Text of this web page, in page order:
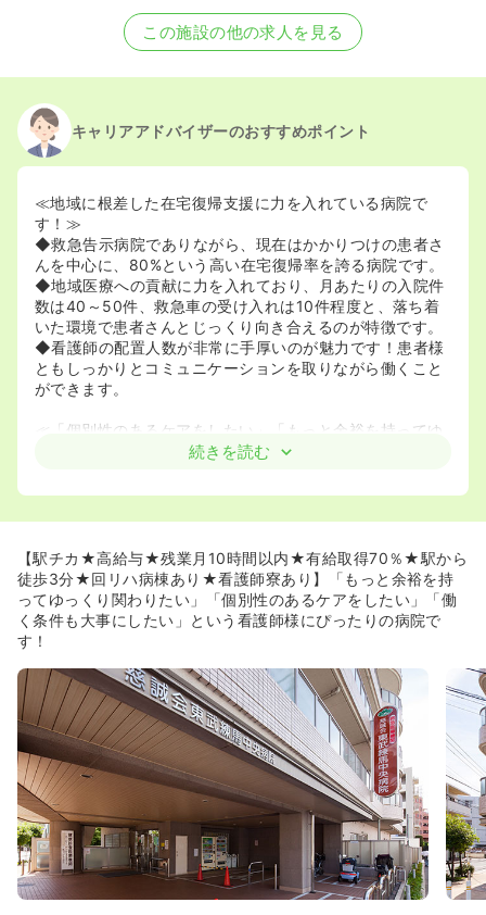
この施設の他の求人を見る
キャリアアドバイザーのおすすめポイント
≪地域に根差した在宅復帰支援に力を入れている病院で
す！≫
◆救急告示病院でありながら、現在はかかりつけの患者さ
んを中心に、80%という高い在宅復帰率を誇る病院です。
◆地域医療への貢献に力を入れており、月あたりの入院件
数は40～50件、救急車の受け入れは10件程度と、落ち着
いた環境で患者さんとじっくり向き合えるのが特徴です。
◆看護師の配置人数が非常に手厚いのが魅力です！患者様
ともしっかりとコミュニケーションを取りながら働くこと
ができます。
≪「個別性のあるケアをしたい」「もっと余裕を持ってゆ
っくり関わりたい」というあなたにおすすめ≫
患者さん一人ひとりに寄り添った個別性の高いケアがした
棟あたりの病床数は30床以下と非常に少なく、周辺病院と
比べても格段にゆとりがあります。これにより、一人の看
護師が受け持つ患者さんの数が自然と少なくなり、日勤で
は回復期で4～5人、地域包括で6人と、じっくりと患者さ
んに向き合える環境です。救急搬送も月に10件程度と少な
耳を傾け、その人らしいケアをじっくりと考える時間が十
分にあります。
◆清拭などのケアにもしっかりしていて、お顔周りやお身
体を綺麗にすることも大事にされています。
≪ワークライフバランスを大切に出来ます≫
◆慈誠会グループの病院として、寮や保養所などの福利厚
生が充実しております。
◆年間休日が115日に改定され、さらに働きやすくなりま
した！公休や有給を組み合わせて最大5～6連休を取得して
いる看護師も多数おり、ご旅行などプライベートも充実さ
せられます✈️
続きを読む
【駅チカ★高給与★残業月10時間以内★有給取得70％★駅から
徒歩3分★回リハ病棟あり★看護師寮あり】「もっと余裕を持
ってゆっくり関わりたい」「個別性のあるケアをしたい」「働
く条件も大事にしたい」という看護師様にぴったりの病院で
す！